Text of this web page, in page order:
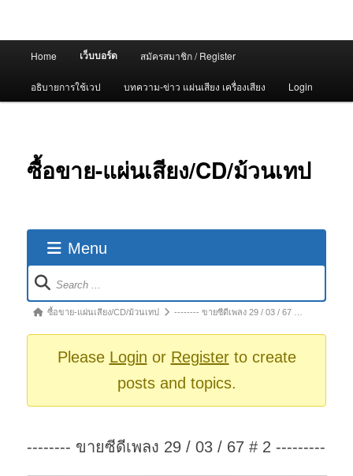
Home เว็บบอร์ด สมัครสมาชิก / Register
อธิบายการใช้เวป บทความ-ข่าว แผ่นเสียง เครื่องเสียง Login
ซื้อขาย-แผ่นเสียง/CD/ม้วนเทป
Menu
Forum
Navigation
Forumซื้อขาย-แผ่นเสียง/CD/ม้วนเทป -------- ขายซีดีเพลง 29 / 03 / 67 …
Please Login or Registerto create
posts and topics.
-------- ขายซีดีเพลง 29 / 03 / 67 # 2 ---------